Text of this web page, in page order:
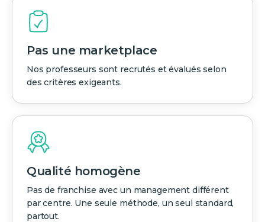
Pas une marketplace
Nos professeurs sont recrutés et évalués selon
des critères exigeants.
Qualité homogène
Pas de franchise avec un management différent
par centre. Une seule méthode, un seul standard,
partout.